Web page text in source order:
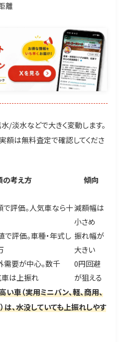
離
/淡水などで大きく変動します。
額は無料査定で確認してくださ
の考え方 傾向
評価。人気車なら十減額幅は
小さめ
評価。車種・年式し 振れ幅が
大きい
需要が中心。数千
車は上振れ
0円回避
が狙える
車（実用ミニバン、軽、商用、
は、水没していても上振れしやす